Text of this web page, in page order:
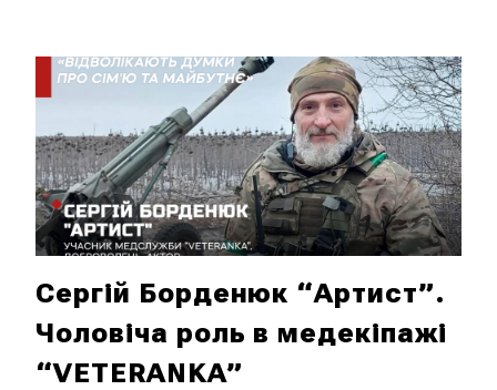
Сергій Борденюк “Артист”.
Чоловіча роль в медекіпажі
“VETERANKA”